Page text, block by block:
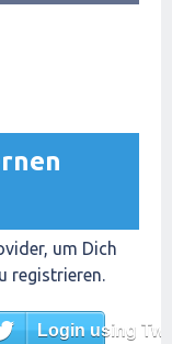
um Dich
registrieren.
Login using